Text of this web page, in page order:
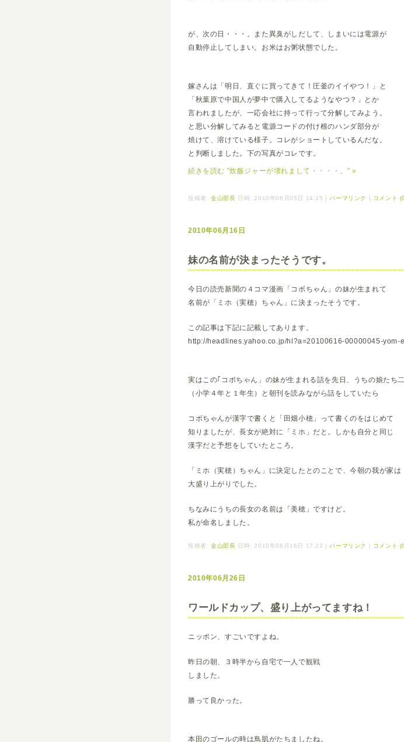
が、次の日・・・。また異臭がしだして、しまいには電源が
自動停止してしまい。お米はお粥状態でした。
嫁さんは「明日、直ぐに買ってきて！圧釜のイイやつ！」と
「秋葉原で中国人が夢中で購入してるようなやつ？」とか
言われましたが、一応会社に持って行って分解してみよう。
と思い分解してみると電源コードの付け根のハンダ部分が
焼けて、溶けている様子。コレがショートしているんだな。
と判断しました。下の写真がコレです。
続きを読む "炊飯ジャーが壊れまして・・・・。" »
投稿者: 金山部長 日時: 2010年06月05日 14:15 | パーマリンク | コメント
2010年06月16日
妹の名前が決まったそうです。
今日の読売新聞の４コマ漫画「コボちゃん」の妹が生まれて
名前が「ミホ（実穂）ちゃん」に決まったそうです。
この記事は下記に記載してあります。
http://headlines.yahoo.co.jp/hl?a=20100616-00000045-yom-
実はこの｢コボちゃん」の妹が生まれる話を先日、うちの娘たち
（小学４年と１年生）と朝刊を読みながら話をしていたら
コボちゃんが漢字で書くと「田畑小穂」って書くのをはじめて
知りましたが、長女が絶対に「ミホ」だと。しかも自分と同じ
漢字だと予想をしていたところ。
「ミホ（実穂）ちゃん」に決定したとのことで、今朝の我が家は
大盛り上がりでした。
ちなみにうちの長女の名前は「美穂」ですけど。
私が命名しました。
投稿者: 金山部長 日時: 2010年06月16日 17:22 | パーマリンク | コメント
2010年06月26日
ワールドカップ、盛り上がってますね！
ニッポン、すごいですよね。
昨日の朝、３時半から自宅で一人で観戦
しました。
勝って良かった。
本田のゴールの時は鳥肌がたちましたね。